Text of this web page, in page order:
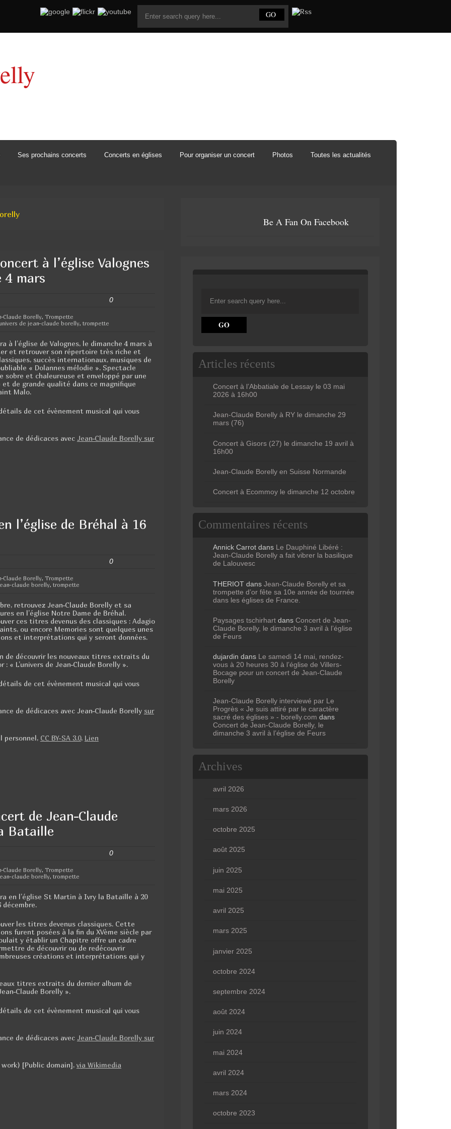
Ses prochains concerts Concerts en églises Pour organiser un concert Photos
Toutes les actualités
à l’église Valognes
4 mars
0
Claude Borelly Trompette
de jean-claude borelly ,trompette
à l’église de Valognes, le dimanche 4 mars à
et retrouver son répertoire très riche et
succès internationaux, musiques de
« Dolannes mélodie ». Spectacle
sobre et chaleureuse et enveloppé par une
de grande qualité dans ce magnifique
Malo.
de cet évènement musical qui vous
de dédicaces avec Jean-Claude Borelly sur
l’église de Bréhal à 16
0
Claude Borelly Trompette
claude borelly ,trompette
retrouvez Jean-Claude Borelly et sa
en l’église Notre Dame de Bréhal.
ces titres devenus des classiques : Adagio
ou encore Memories sont quelques unes
et interprétations qui y seront données.
de découvrir les nouveaux titres extraits du
« L’univers de Jean-Claude Borelly ».
de cet évènement musical qui vous
de dédicaces avec Jean-Claude Borelly sur
personnel, CC BY-SA 3.0, Lien
de Jean-Claude
Bataille
0
Claude Borelly Trompette
claude borelly ,trompette
en l’église St Martin à Ivry la Bataille à 20
décembre.
les titres devenus classiques. Cette
furent posées à la fin du XVème siècle par
y établir un Chapitre offre un cadre
de découvrir ou de redécouvrir
créations et interprétations qui y
titres extraits du dernier album de
Claude Borelly ».
de cet évènement musical qui vous
de dédicaces avec Jean-Claude Borelly sur
[Public domain], via Wikimedia
Be A Fan On Facebook
Articles récents
Concert à l’Abbatiale de Lessay le 03 mai
2026 à 16h00
Jean-Claude Borelly à RY le dimanche 29
mars (76)
Concert à Gisors (27) le dimanche 19 avril à
16h00
Jean-Claude Borelly en Suisse Normande
Concert à Ecommoy le dimanche 12 octobre
Commentaires récents
Annick Carrot dans Le Dauphiné Libéré :
Jean-Claude Borelly a fait vibrer la basilique
de Lalouvesc
THERIOT dansJean-Claude Borelly et sa
trompette d’or fête sa 10e année de tournée
dans les églises de France.
Paysages tschirhart dansConcert de Jean-
Claude Borelly, le dimanche 3 avril à l’église
de Feurs
dujardin dans Le samedi 14 mai, rendez-
vous à 20 heures 30 à l’église de Villers-
Bocage pour un concert de Jean-Claude
Borelly
Jean-Claude Borelly interviewé par Le
Progrès « Je suis attiré par le caractère
sacré des églises » - borelly.com dans
Concert de Jean-Claude Borelly, le
dimanche 3 avril à l’église de Feurs
Archives
avril 2026
mars 2026
octobre 2025
août 2025
juin 2025
mai 2025
avril 2025
mars 2025
janvier 2025
octobre 2024
septembre 2024
août 2024
juin 2024
mai 2024
avril 2024
mars 2024
octobre 2023